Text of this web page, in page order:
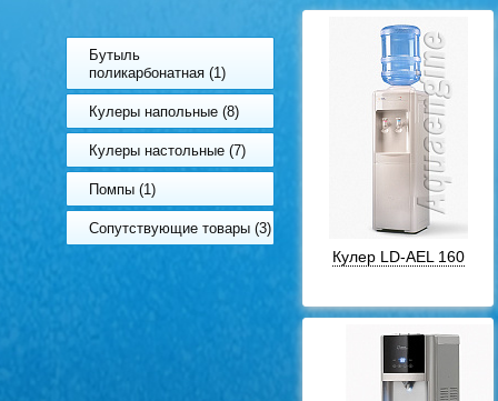
Бутыль
поликарбонатная (1)
Кулеры напольные (8)
Кулеры настольные (7)
Помпы (1)
Сопутствующие товары (3)
Кулер LD-AEL 160